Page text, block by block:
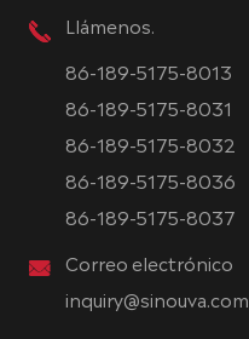
Llámenos.
86-189-5175-8013
86-189-5175-8031
86-189-5175-8032
86-189-5175-8036
86-189-5175-8037
Correo electrónico
inquiry@sinouva.com